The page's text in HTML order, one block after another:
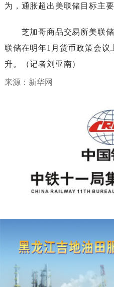
为，通胀超出美联储目标主
芝加哥商品交易所美联储
联储在明年1月货币政策会议
升。（记者刘亚南）
来源：新华网